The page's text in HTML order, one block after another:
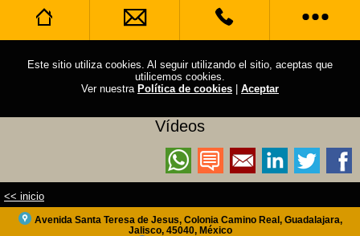
Dejar mensajes
En Caso que no se logre comunicar.
Llámame
WhatsApp
Nuestro Servicio
Acerca de nosotros
Sitio web completo
Contárselo a un amigo
Este sitio utiliza cookies. Al seguir utilizando el sitio, aceptas que
utilicemos cookies.
Ver nuestra Política de cookies Aceptar
Vídeos
<< inicio
Avenida Santa Teresa de Jesus, Colonia Camino Real, Guadalajara,
Jalisco, 45040, México